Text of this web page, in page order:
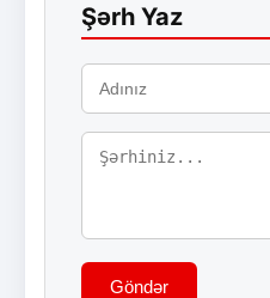
Şərh Yaz
Göndər